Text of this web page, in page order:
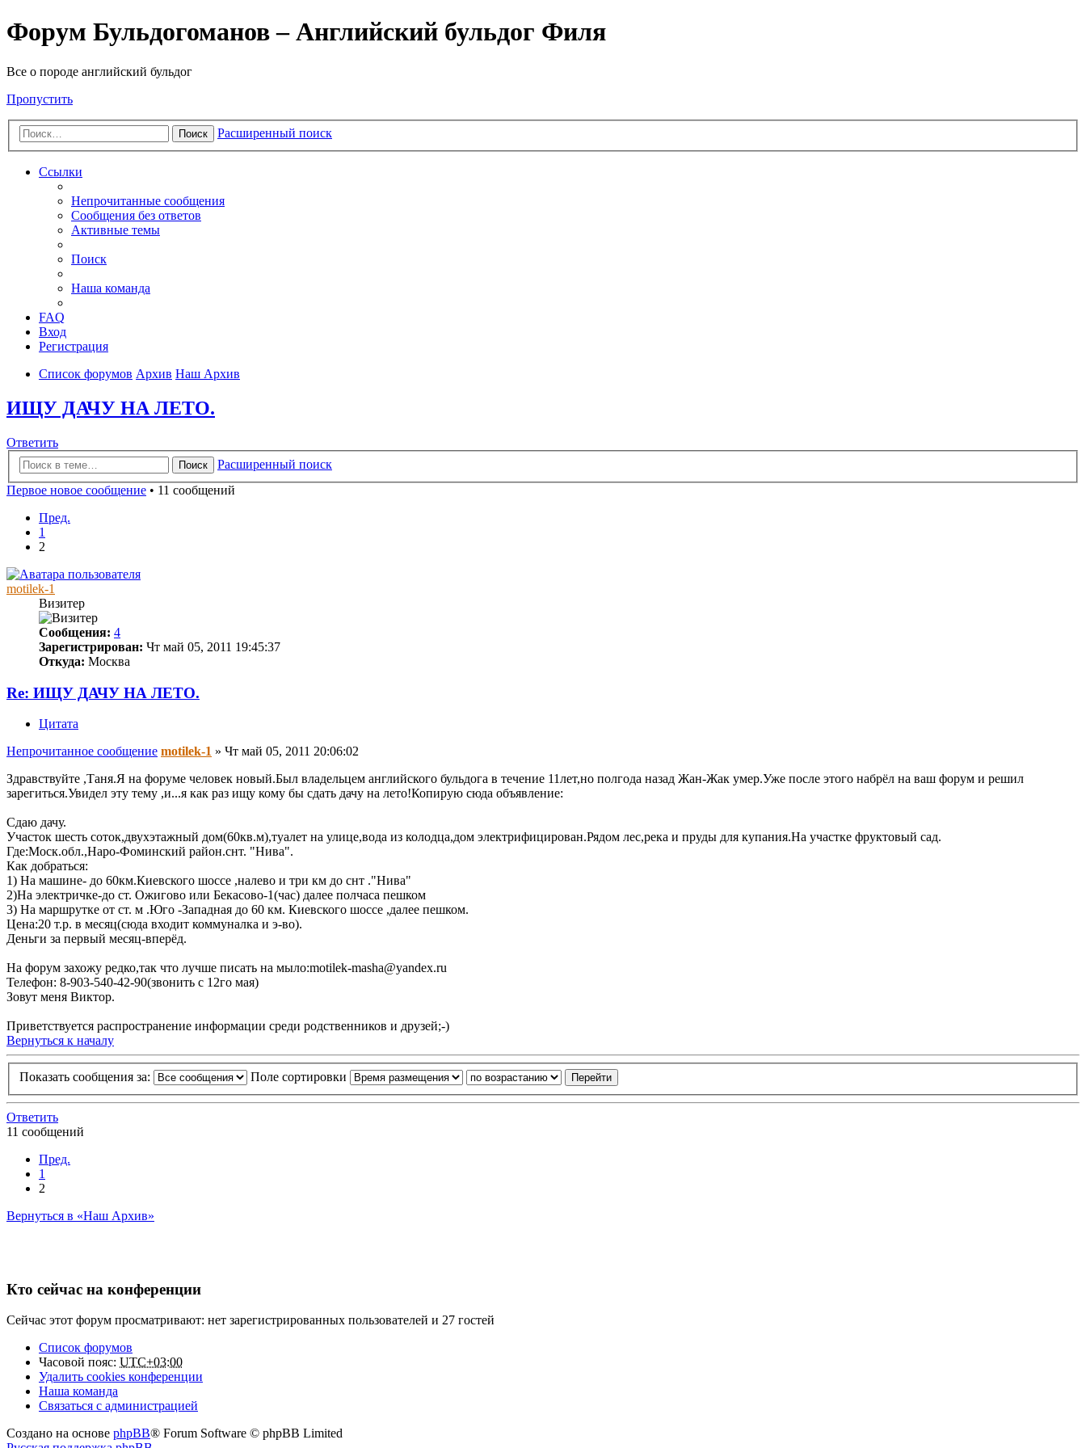
Форум Бульдогоманов – Английский бульдог Филя
Все о породе английский бульдог
Пропустить
Поиск Расширенный поиск
Ссылки
Непрочитанные сообщения
Сообщения без ответов
Активные темы
Поиск
Наша команда
FAQ
Вход
Регистрация
Список форумов Архив Наш Архив
ИЩУ ДАЧУ НА ЛЕТО.
Ответить
Поиск
Расширенный поиск
Первое новое сообщение • 11 сообщений
Пред.
1
2
motilek-1
Визитер
Сообщения: 4
Зарегистрирован: Чт май 05, 2011 19:45:37
Откуда: Москва
Re: ИЩУ ДАЧУ НА ЛЕТО.
Цитата
Непрочитанное сообщение motilek-1 » Чт май 05, 2011 20:06:02
Здравствуйте ,Таня.Я на форуме человек новый.Был владельцем английского бульдога в течение 11лет,но полгода назад Жан-Жак умер.Уже после этого набрёл на ваш форум и решил
зарегиться.Увидел эту тему ,и...я как раз ищу кому бы сдать дачу на лето!Копирую сюда объявление:
Сдаю дачу.
Участок шесть соток,двухэтажный дом(60кв.м),туалет на улице,вода из колодца,дом электрифицирован.Рядом лес,река и пруды для купания.На участке фруктовый сад.
Где:Моск.обл.,Наро-Фоминский район.снт. "Нива".
Как добраться:
1) На машине- до 60км.Киевского шоссе ,налево и три км до снт ."Нива"
2)На электричке-до ст. Ожигово или Бекасово-1(час) далее полчаса пешком
3) На маршрутке от ст. м .Юго -Западная до 60 км. Киевского шоссе ,далее пешком.
Цена:20 т.р. в месяц(сюда входит коммуналка и э-во).
Деньги за первый месяц-вперёд.
На форум захожу редко,так что лучше писать на мыло:motilek-masha@yandex.ru
Телефон: 8-903-540-42-90(звонить с 12го мая)
Зовут меня Виктор.
Приветствуется распространение информации среди родственников и друзей;-)
Вернуться к началу
Показать сообщения за: Поле сортировки
Ответить
11 сообщений
Пред.
1
2
Вернуться в «Наш Архив»
Кто сейчас на конференции
Сейчас этот форум просматривают: нет зарегистрированных пользователей и 27 гостей
Список форумов
Часовой пояс: UTC+03:00
Удалить cookies конференции
Наша команда
Связаться с администрацией
Создано на основе phpBB® Forum Software © phpBB Limited